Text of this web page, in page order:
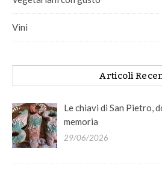
Vini
Articoli
Le chiavi di San Pietro,
memoria
29/06/2026